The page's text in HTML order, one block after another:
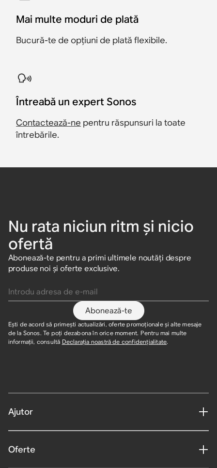
Mai multe moduri de plată
Bucură-te de opțiuni de plată flexibile.
Întreabă un expert Sonos
Contactează-ne pentru răspunsuri la toate
întrebările.
Nu rata niciun ritm și nicio
ofertă
Abonează-te pentru a primi ultimele noutăți despre
produse noi și oferte exclusive.
Abonează-te
Ești de acord să primești actualizări, oferte promoționale și alte mesaje
de la Sonos. Te poți dezabona în orice moment. Pentru mai multe
informații, consultă Declarația noastră de confidențialitate.
Ajutor
Oferte